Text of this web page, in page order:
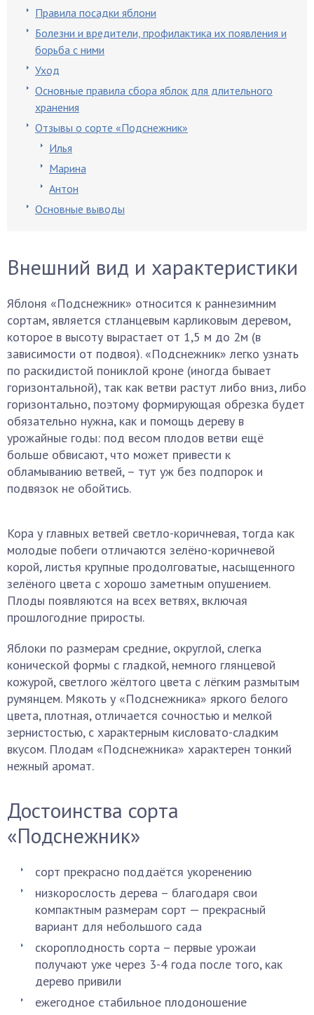
Правила посадки яблони
Болезни и вредители, профилактика их появления и
борьба с ними
Уход
Основные правила сбора яблок для длительного
хранения
Отзывы о сорте «Подснежник»
Илья
Марина
Антон
Основные выводы
Внешний вид и характеристики
Яблоня «Подснежник» относится к раннезимним
сортам, является стланцевым карликовым деревом,
которое в высоту вырастает от 1,5 м до 2м (в
зависимости от подвоя). «Подснежник» легко узнать
по раскидистой пониклой кроне (иногда бывает
горизонтальной), так как ветви растут либо вниз, либо
горизонтально, поэтому формирующая обрезка будет
обязательно нужна, как и помощь дереву в
урожайные годы: под весом плодов ветви ещё
больше обвисают, что может привести к
обламыванию ветвей, – тут уж без подпорок и
подвязок не обойтись.
Кора у главных ветвей светло-коричневая, тогда как
молодые побеги отличаются зелёно-коричневой
корой, листья крупные продолговатые, насыщенного
зелёного цвета с хорошо заметным опушением.
Плоды появляются на всех ветвях, включая
прошлогодние приросты.
Яблоки по размерам средние, округлой, слегка
конической формы с гладкой, немного глянцевой
кожурой, светлого жёлтого цвета с лёгким размытым
румянцем. Мякоть у «Подснежника» яркого белого
цвета, плотная, отличается сочностью и мелкой
зернистостью, с характерным кисловато-сладким
вкусом. Плодам «Подснежника» характерен тонкий
нежный аромат.
Достоинства сорта
«Подснежник»
сорт прекрасно поддаётся укоренению
низкорослость дерева – благодаря свои
компактным размерам сорт — прекрасный
вариант для небольшого сада
скороплодность сорта – первые урожаи
получают уже через 3-4 года после того, как
дерево привили
ежегодное стабильное плодоношение